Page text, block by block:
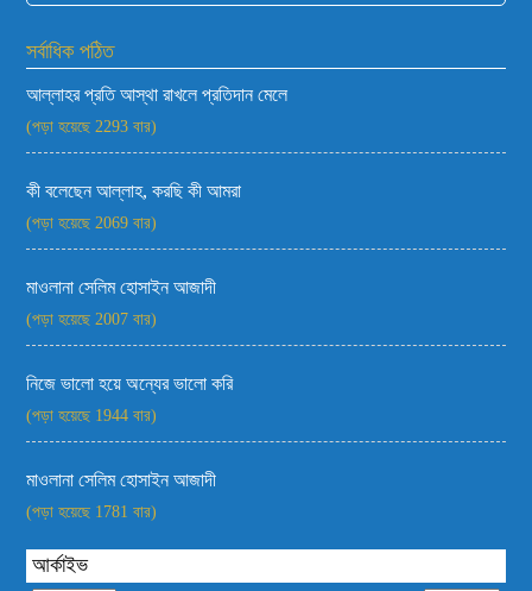
সর্বাধিক পঠিত
আল্লাহর প্রতি আস্থা রাখলে প্রতিদান মেলে
(পড়া হয়েছে 2293 বার)
কী বলেছেন আল্লাহ, করছি কী আমরা
(পড়া হয়েছে 2069 বার)
মাওলানা সেলিম হোসাইন আজাদী
(পড়া হয়েছে 2007 বার)
নিজে ভালো হয়ে অন্যের ভালো করি
(পড়া হয়েছে 1944 বার)
মাওলানা সেলিম হোসাইন আজাদী
(পড়া হয়েছে 1781 বার)
আর্কাইভ